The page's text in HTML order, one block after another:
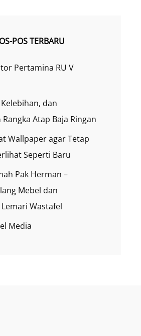
POS TERBARU
Pertamina RU V
dan
Atap Baja Ringan
Wallpaper agar Tetap
Seperti Baru
Pak Herman –
Mebel dan
Wastafel
Media